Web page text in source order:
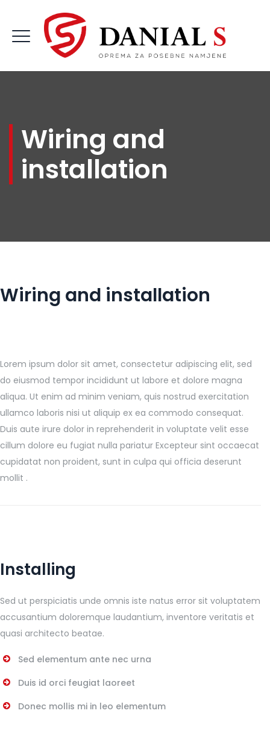
Wiring and
installation
Wiring and installation
Lorem ipsum dolor sit amet, consectetur adipiscing elit, sed
do eiusmod tempor incididunt ut labore et dolore magna
aliqua. Ut enim ad minim veniam, quis nostrud exercitation
ullamco laboris nisi ut aliquip ex ea commodo consequat.
Duis aute irure dolor in reprehenderit in voluptate velit esse
cillum dolore eu fugiat nulla pariatur Excepteur sint occaecat
cupidatat non proident, sunt in culpa qui officia deserunt
mollit .
Installing
Sed ut perspiciatis unde omnis iste natus error sit voluptatem
accusantium doloremque laudantium, inventore veritatis et
quasi architecto beatae.
Sed elementum ante nec urna
Duis id orci feugiat laoreet
Donec mollis mi in leo elementum